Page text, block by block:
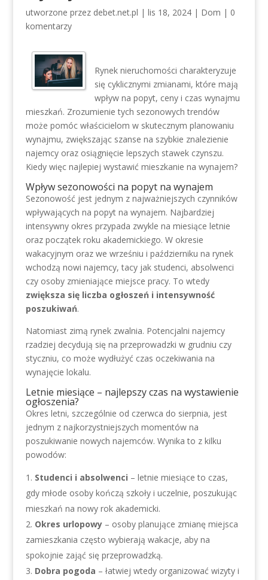
utworzone przez debet.net.pl | lis 18, 2024| Dom | 0
komentarzy
Rynek nieruchomości charakteryzuje
się cyklicznymi zmianami, które mają
wpływ na popyt, ceny i czas wynajmu
mieszkań. Zrozumienie tych sezonowych trendów
może pomóc właścicielom w skutecznym planowaniu
wynajmu, zwiększając szanse na szybkie znalezienie
najemcy oraz osiągnięcie lepszych stawek czynszu.
Kiedy więc najlepiej wystawić mieszkanie na wynajem?
Wpływ sezonowości na popyt na wynajem
Sezonowość jest jednym z najważniejszych czynników
wpływających na popyt na wynajem. Najbardziej
intensywny okres przypada zwykle na miesiące letnie
oraz początek roku akademickiego. W okresie
wakacyjnym oraz we wrześniu i październiku na rynek
wchodzą nowi najemcy, tacy jak studenci, absolwenci
czy osoby zmieniające miejsce pracy. To wtedy
zwiększa się liczba ogłoszeń i intensywność
poszukiwań.
Natomiast zimą rynek zwalnia. Potencjalni najemcy
rzadziej decydują się na przeprowadzki w grudniu czy
styczniu, co może wydłużyć czas oczekiwania na
wynajęcie lokalu.
Letnie miesiące – najlepszy czas na wystawienie
ogłoszenia?
Okres letni, szczególnie od czerwca do sierpnia, jest
jednym z najkorzystniejszych momentów na
poszukiwanie nowych najemców. Wynika to z kilku
powodów:
Studenci i absolwenci – letnie miesiące to czas,
gdy młode osoby kończą szkoły i uczelnie, poszukując
mieszkań na nowy rok akademicki.
Okres urlopowy– osoby planujące zmianę miejsca
zamieszkania często wybierają wakacje, aby na
spokojnie zająć się przeprowadzką.
Dobra pogoda – łatwiej wtedy organizować wizyty i